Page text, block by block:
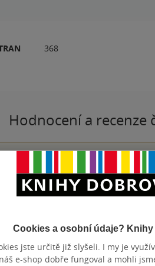
368
Hodnocení a recenze
PŘIDEJTE SVÉ HODNOCENÍ
Cookies a osobní údaje?
jste určitě již slyšeli. I my je
e-shop dobře fungoval a mohli